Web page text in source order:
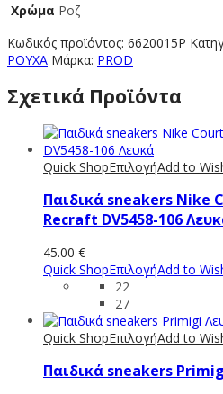
Χρώμα Ροζ
Κωδικός προϊόντος: 6620015P
ΡΟΥΧΑ Μάρκα: PROD
Σχετικά Προϊόντα
Quick ShopΕπιλογήAdd to
Παιδικά sneakers Nike
Recraft DV5458-106
45.00 €
Quick ShopΕπιλογήAdd to
22
27
Quick ShopΕπιλογήAdd to
Παιδικά sneakers